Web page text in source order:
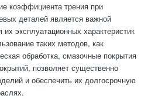
коэффициента трения при
деталей является важной
эксплуатационных характеристик
таких методов, как
обработка, смазочные покрытия
позволяет существенно
и обеспечить их долгосрочную